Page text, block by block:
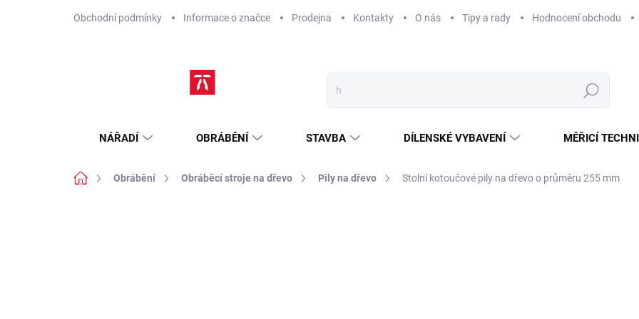
Obchodní podmínky Informace o značce Prodejna Kontakty O nás Tipy a rady Hodnocení obchodu
Hledat
NÁŘADÍ OBRÁBĚNÍ STAVBA DÍLENSKÉ VYBAVENÍ MĚŘICÍ
Domů Obrábění Obráběcí stroje na dřevo Pily na dřevo Stolní kotoučové pily na dřevo o průměru 255 mm